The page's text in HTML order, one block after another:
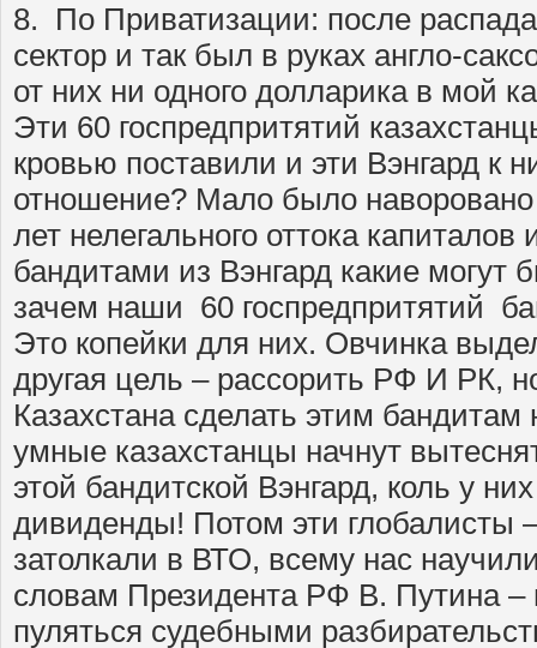
8. По Приватизации: после
сектор и так был в руках англо-
от них ни одного долларика в мой
Эти 60 госпредпритятий
кровью поставили и эти Вэнгард к
отношение? Мало было
лет нелегального оттока
бандитами из Вэнгард какие могут
зачем наши 60 госпредпритятий
Это копейки для них. Овчинка
другая цель – рассорить РФ И РК,
Казахстана сделать этим бандитам
умные казахстанцы начнут
этой бандитской Вэнгард, коль у
дивиденды! Потом эти глобалисты
затолкали в ВТО, всему нас
словам Президента РФ В. Путина
пуляться судебными